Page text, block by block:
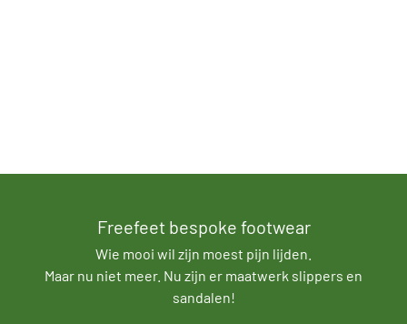
Freefeet bespoke footwear
Wie mooi wil zijn moest pijn lijden.
Maar nu niet meer. Nu zijn er maatwerk slippers en
sandalen!